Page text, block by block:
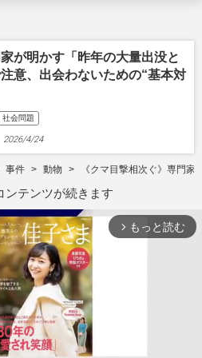
が明かす「昨年の大量出没と
意、出会わないための“基本対
社会問題
2026/4/24
事件 動物 《クマ目撃相次ぐ》専門
ンテンツが続きます
arrow_forward_ios もっと読む